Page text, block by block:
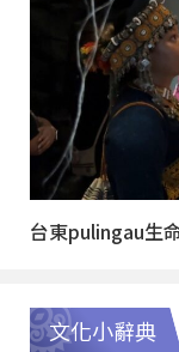
台東pulingau生
文化小辭典